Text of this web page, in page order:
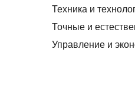
Техника и
Точные и
Управление и